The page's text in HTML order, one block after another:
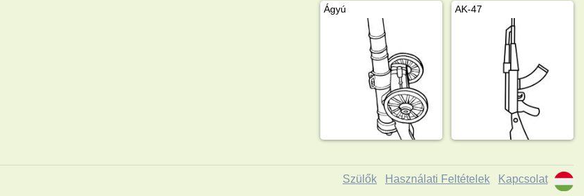
Ágyú AK-47
Szülők Használati Feltételek Kapcsolat